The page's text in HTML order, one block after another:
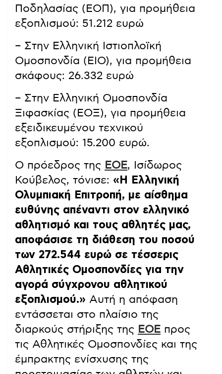
Ποδηλασίας (ΕΟΠ), για προμήθεια
εξοπλισμού: 51.212 ευρώ
– Στην Ελληνική Ιστιοπλοϊκή
Ομοσπονδία (ΕΙΟ), για προμήθεια
σκάφους: 26.332 ευρώ
– Στην Ελληνική Ομοσπονδία
Ξιφασκίας (ΕΟΞ), για προμήθεια
εξειδικευμένου τεχνικού
εξοπλισμού: 15.200 ευρώ.
Ο πρόεδρος της ΕΟΕ, Ισίδωρος
Κούβελος, τόνισε: «Η Ελληνική
Ολυμπιακή Επιτροπή, με αίσθημα
ευθύνης απέναντι στον ελληνικό
αθλητισμό και τους αθλητές μας,
αποφάσισε τη διάθεση του ποσού
των 272.544 ευρώ σε τέσσερις
Αθλητικές Ομοσπονδίες για την
αγορά σύγχρονου αθλητικού
εξοπλισμού.» Αυτή η απόφαση
εντάσσεται στο πλαίσιο της
διαρκούς στήριξης της ΕΟΕ προς
τις Αθλητικές Ομοσπονδίες και της
έμπρακτης ενίσχυσης της